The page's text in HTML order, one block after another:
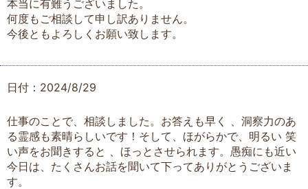
本当に有難うございました。
何度もご相談して申し訳ありません。
今後ともよろしくお願い致します。
日付：2024/8/29
仕事のことで、相談しました。お答えも早く 、洞察力のあ
る霊感も素晴らしいです！そして、ほがらかで、明るい 笑
い声をお聞きすると 、ほっとさせられます。愚痴にも近い
今日は、たくさんお話を聞いて下ってありがとうございま
す。